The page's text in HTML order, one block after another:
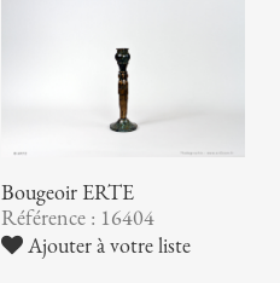
Bougeoir ERTE
Référence : 16404
Ajouter à votre liste